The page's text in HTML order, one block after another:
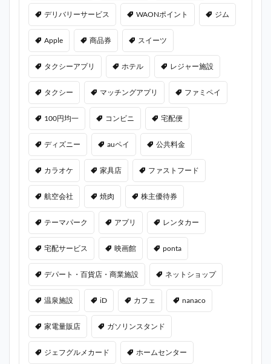
デリバリーサービス WAONポイント ジム
Apple 商品券 スイーツ
タクシーアプリ ホテル レジャー施設
タクシー マッチングアプリ ファミペイ
100円均一 コンビニ 宅配便
ディズニー auペイ 公共料金
カラオケ 家具店 ファストフード
航空会社 焼肉 株主優待券
テーマパーク アプリ レンタカー
宅配サービス 映画館 ponta
デパート・百貨店・商業施設 ネットショップ
温泉施設 iD カフェ nanaco
家電量販店 ガソリンスタンド
ジェフグルメカード ホームセンター